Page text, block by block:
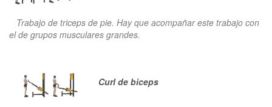
Trabajo de triceps de pie. Hay que acompañar este trabajo con
el de grupos musculares grandes.
Curl de biceps